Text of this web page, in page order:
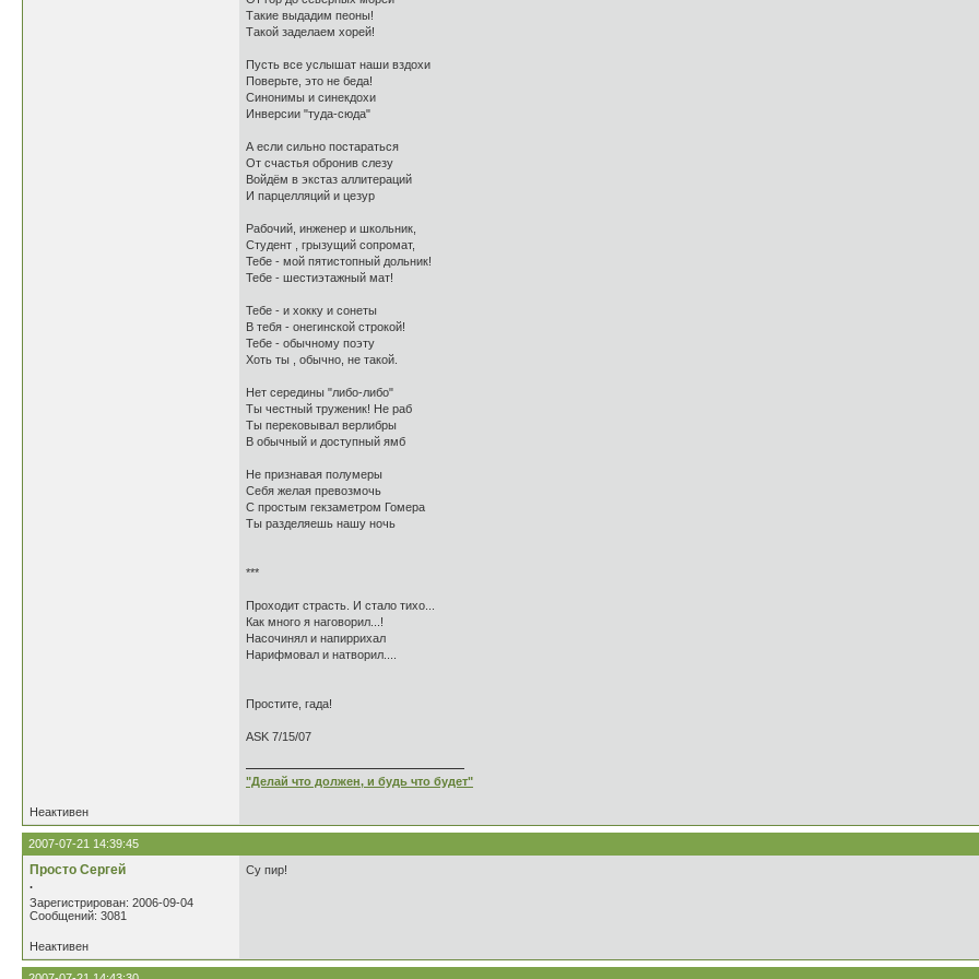
Такие выдадим пеоны!
Такой заделаем хорей!
Пусть все услышат наши вздохи
Поверьте, это не беда!
Синонимы и синекдохи
Инверсии "туда-сюда"
А если сильно постараться
От счастья обронив слезу
Войдём в экстаз аллитераций
И парцелляций и цезур
Рабочий, инженер и школьник,
Студент , грызущий сопромат,
Тебе - мой пятистопный дольник!
Тебе - шестиэтажный мат!
Тебе - и хокку и сонеты
В тебя - онегинской строкой!
Тебе - обычному поэту
Хоть ты , обычно, не такой.
Нет середины "либо-либо"
Ты честный труженик! Не раб
Ты перековывал верлибры
В обычный и доступный ямб
Не признавая полумеры
Себя желая превозмочь
С простым гекзаметром Гомера
Ты разделяешь нашу ночь
***
Проходит страсть. И стало тихо...
Как много я наговорил...!
Насочинял и напиррихал
Нарифмовал и натворил....
Простите, гада!
ASK 7/15/07
"Делай что должен, и будь что будет"
Неактивен
2007-07-21 14:39:45
Просто Сергей
.
Зарегистрирован: 2006-09-04
Сообщений: 3081
Су пир!
Неактивен